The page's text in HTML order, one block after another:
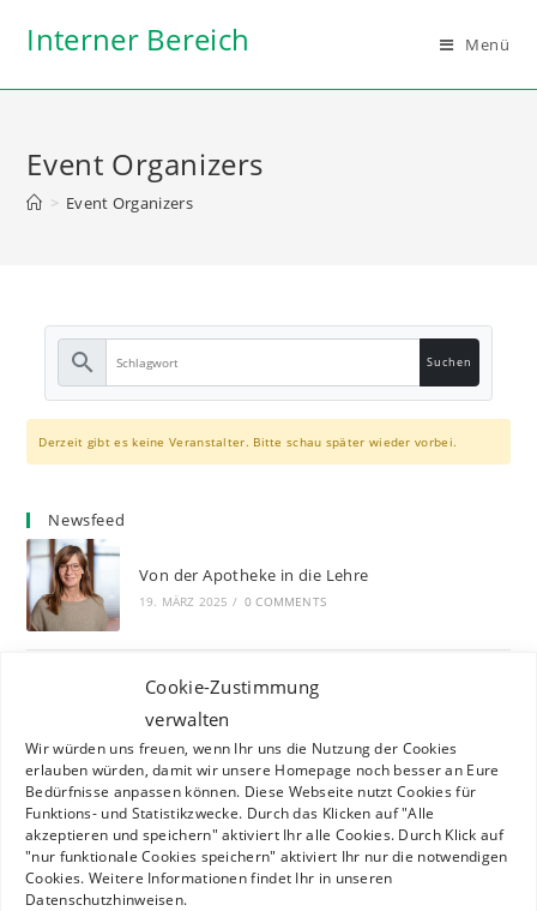
Cookie-Zustimmung
verwalten
Wir würden uns freuen, wenn Ihr uns die Nutzung der Cookies
erlauben würden, damit wir unsere Homepage noch besser an Eure
Bedürfnisse anpassen können. Diese Webseite nutzt Cookies für
Funktions- und Statistikzwecke. Durch das Klicken auf "Alle
akzeptieren und speichern" aktiviert Ihr alle Cookies. Durch Klick auf
"nur funktionale Cookies speichern" aktiviert Ihr nur die notwendigen
Cookies. Weitere Informationen findet Ihr in unseren
Datenschutzhinweisen.
InhaltInterner Bereich Menü
Event Organizers
> Event Organizers
search
Derzeit gibt es keine Veranstalter. Bitte schau später wieder vorbei.
Newsfeed
Von der Apotheke in die Lehre
19. MÄRZ 2025 / 0 COMMENTS
Die 68. EPSA General Assembly in Plovdiv
(Bulgarien)
25. NOVEMBER 2024 / 0 COMMENTS
Der Vorstand stellt sich vor: Tom – Beauftragter
für Informationstechnik
10. NOVEMBER 2024 / 0 COMMENTS